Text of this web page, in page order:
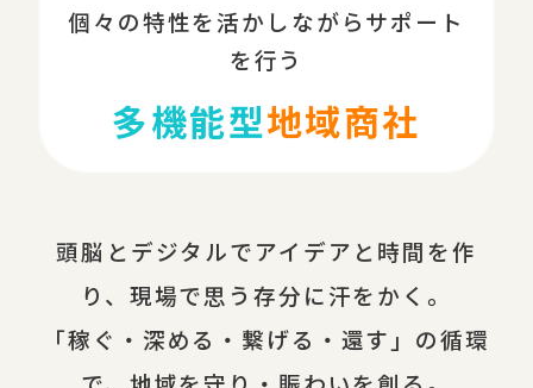
個々の特性を活かしながらサポート
を行う
多機能型地域商社
頭脳とデジタルでアイデアと時間を作
り、現場で思う存分に汗をかく。
「稼ぐ・深める・繋げる・還す」の循環